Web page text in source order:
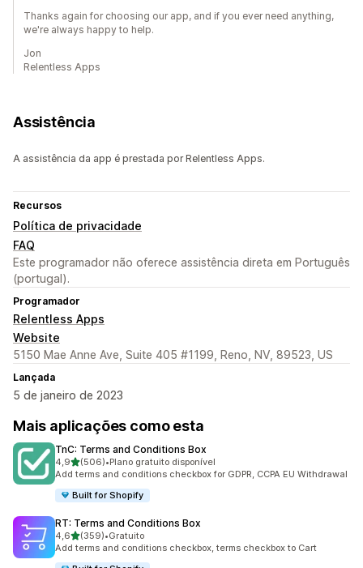
Thanks again for choosing our app, and if you ever need anything,
we're always happy to help.
Jon
Relentless Apps
Assistência
A assistência da app é prestada por Relentless Apps.
Recursos
Política de privacidade
FAQ
Este programador não oferece assistência direta em Português
(portugal).
Programador
Relentless Apps
Website
5150 Mae Anne Ave, Suite 405 #1199, Reno, NV, 89523, US
Lançada
5 de janeiro de 2023
Mais aplicações como esta
TnC: Terms and Conditions Box
4,9de 5 estrelas
(506)
506 total de avaliações
•Plano gratuito disponível
Add terms and conditions checkbox for GDPR, CCPA EU Withdrawal
Built for Shopify
RT: Terms and Conditions Box
4,6de 5 estrelas
(359)
359 total de avaliações
•Gratuito
Add terms and conditions checkbox, terms checkbox to Cart